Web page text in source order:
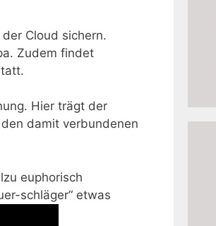
Cloud sichern.
Zudem findet
Hier trägt der
damit verbundenen
euphorisch
schläger“ etwas